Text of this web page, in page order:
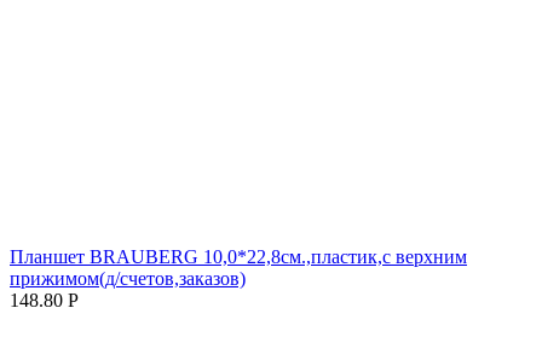
Планшет BRAUBERG 10,0*22,8см.,пластик,с верхним
прижимом(д/счетов,заказов)
148.80 Р